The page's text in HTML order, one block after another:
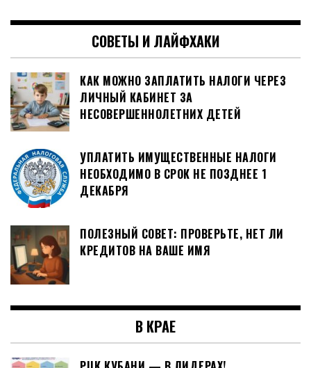
СОВЕТЫ И ЛАЙФХАКИ
КАК МОЖНО ЗАПЛАТИТЬ НАЛОГИ ЧЕРЕЗ
ЛИЧНЫЙ КАБИНЕТ ЗА
НЕСОВЕРШЕННОЛЕТНИХ ДЕТЕЙ
УПЛАТИТЬ ИМУЩЕСТВЕННЫЕ НАЛОГИ
НЕОБХОДИМО В СРОК НЕ ПОЗДНЕЕ 1
ДЕКАБРЯ
ПОЛЕЗНЫЙ СОВЕТ: ПРОВЕРЬТЕ, НЕТ ЛИ
КРЕДИТОВ НА ВАШЕ ИМЯ
В КРАЕ